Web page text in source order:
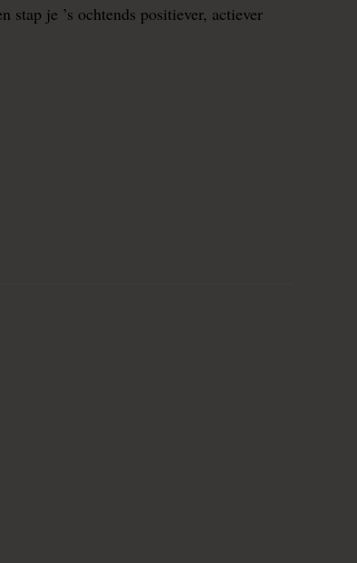
stap je ’s ochtends positiever, actiever